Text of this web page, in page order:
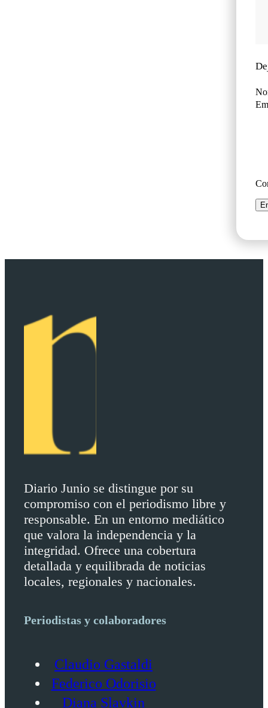
Diario Junio se distingue por su
compromiso con el periodismo libre y
responsable. En un entorno mediático
que valora la independencia y la
integridad. Ofrece una cobertura
detallada y equilibrada de noticias
locales, regionales y nacionales.
Periodistas y colaboradores
Claudio Gastaldi
Federico Odorisio
Diana Slavkin